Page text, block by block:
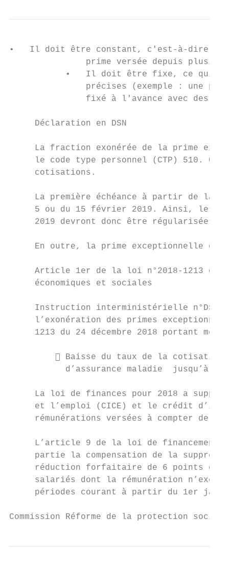
•   Il doit être constant, c'est-à-dire
prime versée depuis
•   Il doit être fixe, ce qui
précises (exemple : une
fixé à l'avance avec des
     Déclaration en DSN
La fraction exonérée de la prime
le code type personnel (CTP) 510. Ce
     cotisations.
La première échéance à partir de
5 ou du 15 février 2019. Ainsi, les
2019 devront donc être régularisées à
En outre, la prime exceptionnelle
Article 1er de la loi n°2018-1213 du
     économiques et sociales
Instruction interministérielle
l’exonération des primes
1213 du 24 décembre 2018 portant
 Baisse du taux de la cotisation
d’assurance maladie  jusqu’à
La loi de finances pour 2018 a
et l’emploi (CICE) et le crédit
rémunérations versées à compter de
L’article 9 de la loi de financement
partie la compensation de la
réduction forfaitaire de 6 points de
salariés dont la rémunération
périodes courant à partir du 1er
Commission Réforme de la protection